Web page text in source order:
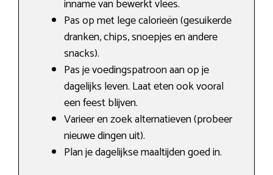
inname van bewerkt vlees.
Pas op met lege calorieën (gesuikerde
dranken, chips, snoepjes en andere
snacks).
Pas je voedingspatroon aan op je
dagelijks leven. Laat eten ook vooral
een feest blijven.
Varieer en zoek alternatieven (probeer
nieuwe dingen uit).
Plan je dagelijkse maaltijden goed in.